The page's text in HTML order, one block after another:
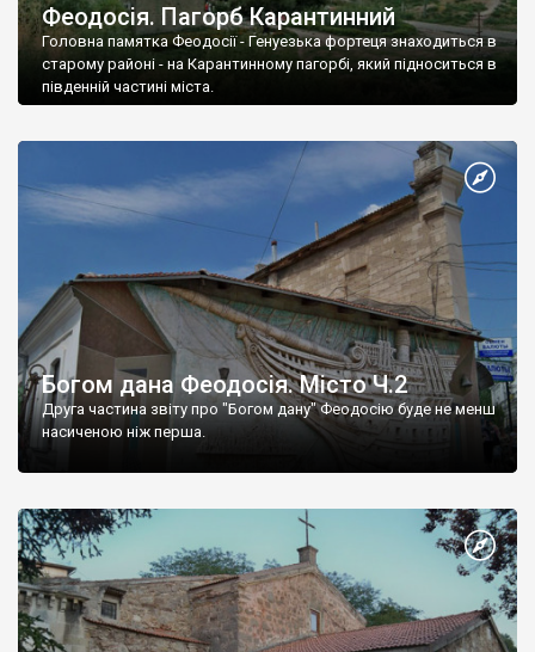
Феодосія. Пагорб Карантинний
Головна памятка Феодосії - Генуезька фортеця знаходиться в
старому районі - на Карантинному пагорбі, який підноситься в
південній частині міста.
Богом дана Феодосія. Місто Ч.2
Друга частина звіту про "Богом дану" Феодосію буде не менш
насиченою ніж перша.